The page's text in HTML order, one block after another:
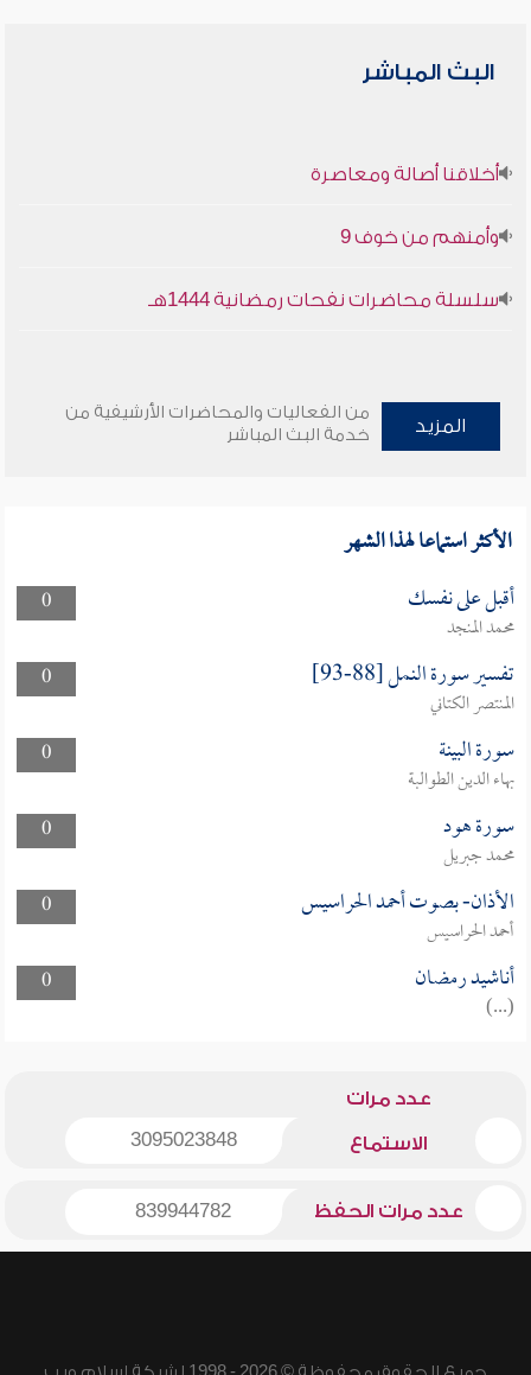
البث المباشر
أخلاقنا أصالة ومعاصرة
وأمنهم من خوف 9
سلسلة محاضرات نفحات رمضانية 1444هـ
المزيد
من الفعاليات والمحاضرات الأرشيفية من
خدمة البث المباشر
الأكثر استماعا لهذا الشهر
0 أقبل على نفسك
محمد المنجد
0
تفسير سورة النمل [88-93]
المنتصر الكتاني
0
سورة البينة
بهاء الدين الطوالبة
0
سورة هود
محمد جبريل
0
الأذان- بصوت أحمد الحراسيس
أحمد الحراسيس
0
أناشيد رمضان
(...)
عدد مرات
الاستماع 3095023848
عدد مرات الحفظ 839944782